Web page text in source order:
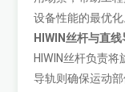
设备性能的最优化
HIWIN丝杆与直
HIWIN丝杆负责
导轨则确保运动